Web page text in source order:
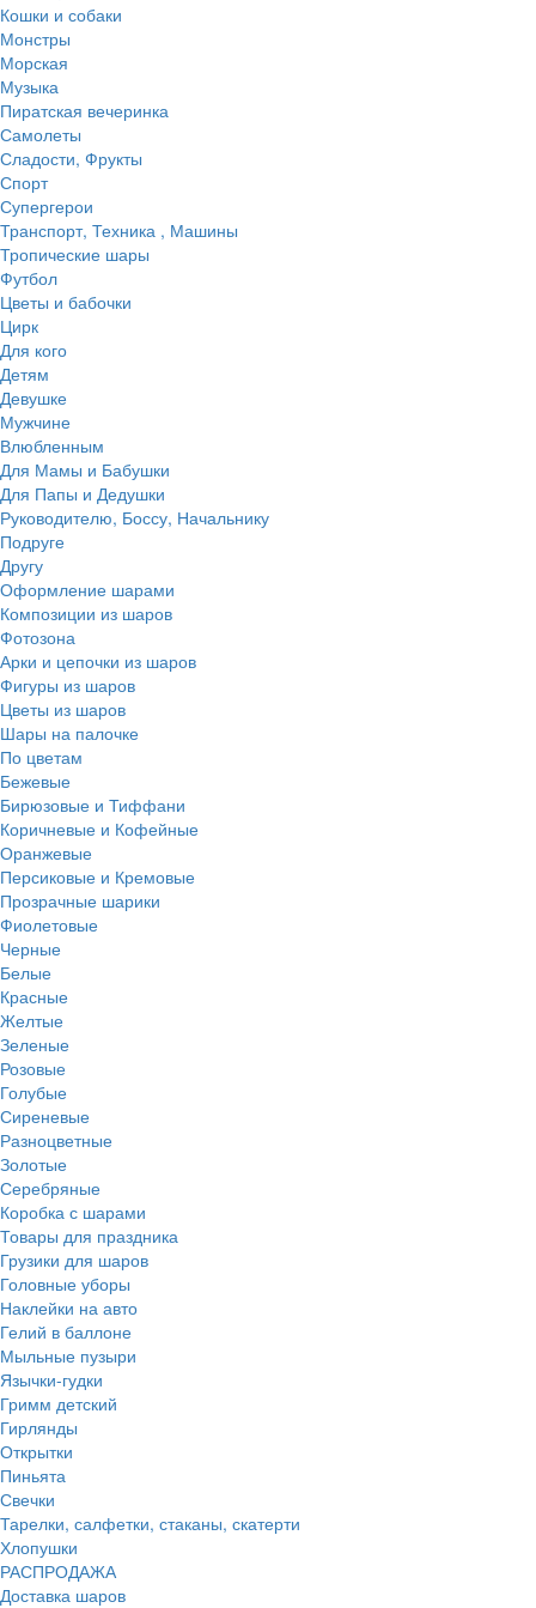
Кошки и собаки
Монстры
Морская
Музыка
Пиратская вечеринка
Самолеты
Сладости, Фрукты
Спорт
Супергерои
Транспорт, Техника , Машины
Тропические шары
Футбол
Цветы и бабочки
Цирк
Для кого
Детям
Девушке
Мужчине
Влюбленным
Для Мамы и Бабушки
Для Папы и Дедушки
Руководителю, Боссу, Начальнику
Подруге
Другу
Оформление шарами
Композиции из шаров
Фотозона
Арки и цепочки из шаров
Фигуры из шаров
Цветы из шаров
Шары на палочке
По цветам
Бежевые
Бирюзовые и Тиффани
Коричневые и Кофейные
Оранжевые
Персиковые и Кремовые
Прозрачные шарики
Фиолетовые
Черные
Белые
Красные
Желтые
Зеленые
Розовые
Голубые
Сиреневые
Разноцветные
Золотые
Серебряные
Коробка с шарами
Товары для праздника
Грузики для шаров
Головные уборы
Наклейки на авто
Гелий в баллоне
Мыльные пузыри
Язычки-гудки
Гримм детский
Гирлянды
Открытки
Пиньята
Свечки
Тарелки, салфетки, стаканы, скатерти
Хлопушки
РАСПРОДАЖА
Доставка шаров